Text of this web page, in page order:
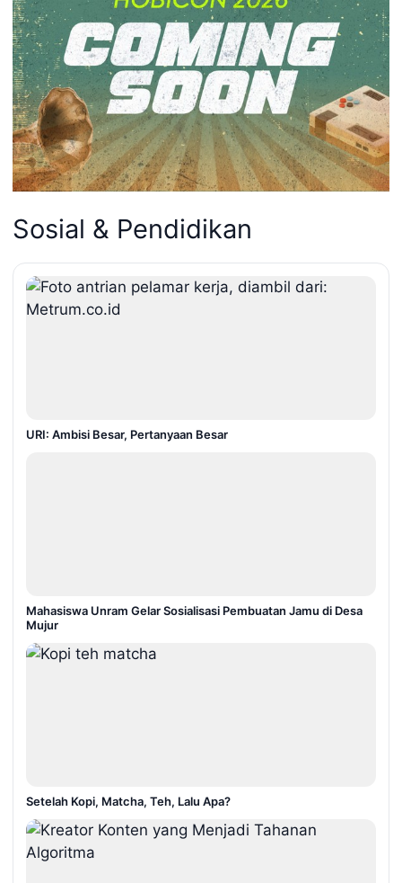
Sosial & Pendidikan
URI: Ambisi Besar, Pertanyaan Besar
Mahasiswa Unram Gelar Sosialisasi Pembuatan Jamu di Desa
Mujur
Setelah Kopi, Matcha, Teh, Lalu Apa?